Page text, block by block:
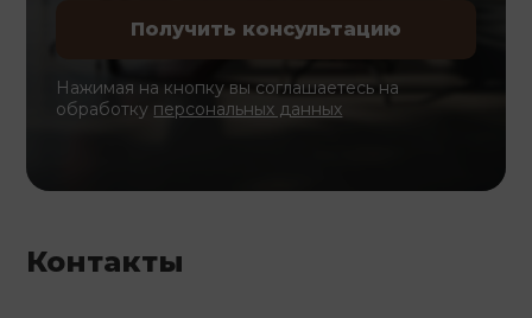
Нажимая на кнопку вы соглашаетесь на
обработку персональных данных
Контакты